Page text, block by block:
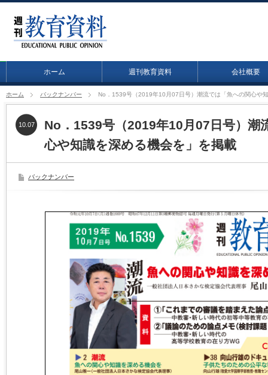
ホーム 週刊教育資料 会社概要
ホーム バックナンバー No．1539号（2019年10月07日号）潮流では「魚への関心や
No．1539号（2019年10月07日号）潮
心や知識を深める機会を」を掲載
10.07
バックナンバー